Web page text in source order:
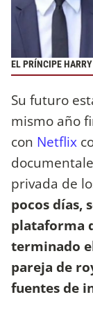
EL PRÍNCIPE
Su futuro
mismo año
con Netflix
privada de
pocos días,
plataforma
terminado
pareja de
fuentes de